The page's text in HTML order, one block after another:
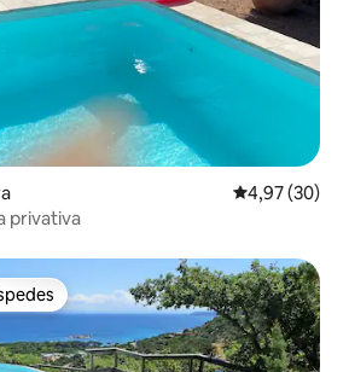
4,97 de uma
4,97 (30)
privativa
dos hóspedes